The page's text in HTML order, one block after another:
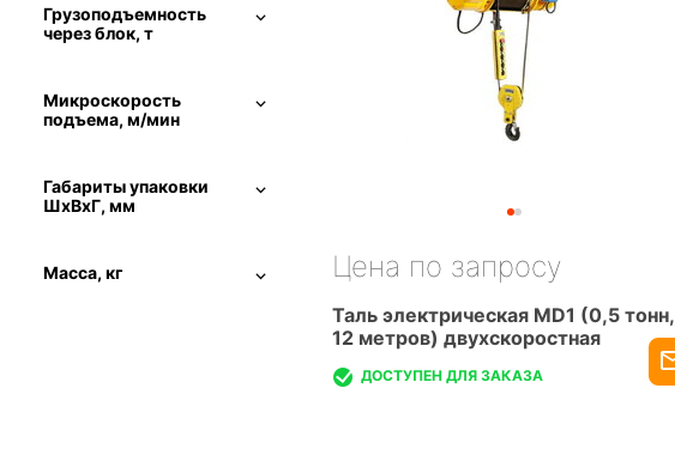
Грузоподъемность
через блок, т
Микроскорость
подъема, м/мин
Габариты упаковки
ШхВхГ, мм
Масса, кг
Таль электрическая MD1 (0,5 тонн,
12 метров) двухскоростная
ДОСТУПЕН ДЛЯ ЗАКАЗА
Цена по запросу